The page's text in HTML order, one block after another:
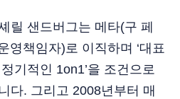
릴 샌드버그는 메타(구 페
영책임자)로 이직하며 ‘대표
기적인 1on1’을 조건으로
다. 그리고 2008년부터 매